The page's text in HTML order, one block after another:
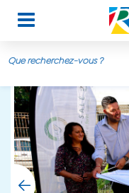
Aller au contenu principal